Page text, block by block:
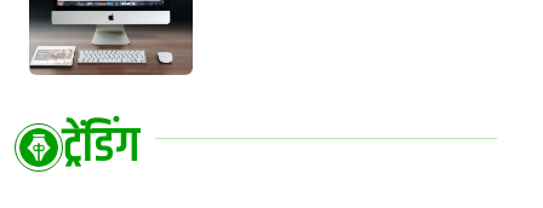
ट्रेंडिंग